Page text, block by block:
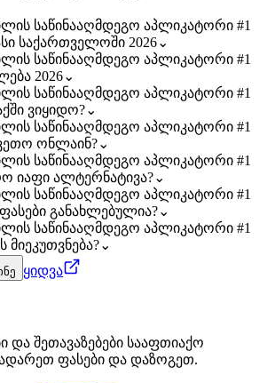
საწინააღმდეგო აპლიკატორი #1
საქართველოში 2026⌄
საწინააღმდეგო აპლიკატორი #1
2026⌄
საწინააღმდეგო აპლიკატორი #1
ვიყიდო?⌄
საწინააღმდეგო აპლიკატორი #1
ონლაინ?⌄
საწინააღმდეგო აპლიკატორი #1
იაფი ალტერნატივა?⌄
საწინააღმდეგო აპლიკატორი #1
ფასები განახლებულია?⌄
საწინააღმდეგო აპლიკატორი #1
⌄
ყიდვა
და შეთავაზებები სააფთიაქო
ფასები და დაზოგეთ.